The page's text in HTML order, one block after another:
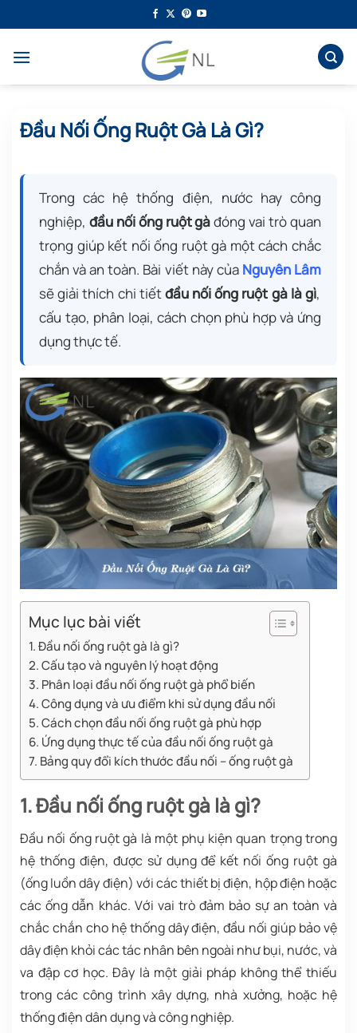
qua
dung
Đầu Nối Ống Ruột Gà Là Gì?
Trong các hệ thống điện, nước hay công
nghiệp, đầu nối ống ruột gàđóng vai trò quan
trọng giúp kết nối ống ruột gà một cách chắc
chắn và an toàn. Bài viết này của Nguyên Lâm
sẽ giải thích chi tiếtđầu nối ống ruột gà là gì,
cấu tạo, phân loại, cách chọn phù hợp và ứng
dụng thực tế.
Mục lục bài viết
1. Đầu nối ống ruột gà là gì?
2. Cấu tạo và nguyên lý hoạt động
3. Phân loại đầu nối ống ruột gà phổ biến
4. Công dụng và ưu điểm khi sử dụng đầu nối
5. Cách chọn đầu nối ống ruột gà phù hợp
6. Ứng dụng thực tế của đầu nối ống ruột gà
7. Bảng quy đổi kích thước đầu nối – ống ruột gà
1. Đầu nối ống ruột gà là gì?
Đầu nối ống ruột gà là một phụ kiện quan trọng trong
hệ thống điện, được sử dụng để kết nối ống ruột gà
(ống luồn dây điện) với các thiết bị điện, hộp điện hoặc
các ống dẫn khác. Với vai trò đảm bảo sự an toàn và
chắc chắn cho hệ thống dây điện, đầu nối giúp bảo vệ
dây điện khỏi các tác nhân bên ngoài như bụi, nước, và
va đập cơ học. Đây là một giải pháp không thể thiếu
trong các công trình xây dựng, nhà xưởng, hoặc hệ
thống điện dân dụng và công nghiệp.